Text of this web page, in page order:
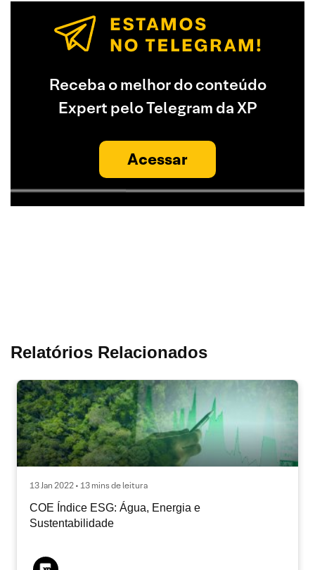
Receba o melhor do conteúdo
Expert pelo Telegram da XP
Acessar
Relatórios Relacionados
13 Jan 2022 • 13 mins de leitura
COE Índice ESG: Água, Energia e
Sustentabilidade